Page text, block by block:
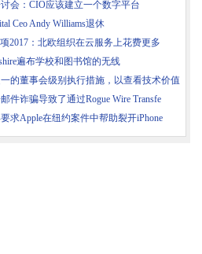
讨会：CIO应该建立一个数字平台
Ceo Andy Williams退休
2017：北欧组织在云服务上花费更多
遍布学校和图书馆的无线
的董事会级别执行措施，以查看技术价值
件诈骗导致了通过Rogue Wire Transfe
求Apple在纽约案件中帮助裂开iPhone